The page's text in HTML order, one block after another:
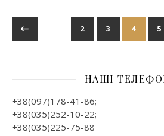
2 3 4 5
НАШІ
+38(097)178-41-86;
+38(035)252-10-22;
+38(035)225-75-88